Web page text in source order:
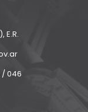
E.R.
/ 046